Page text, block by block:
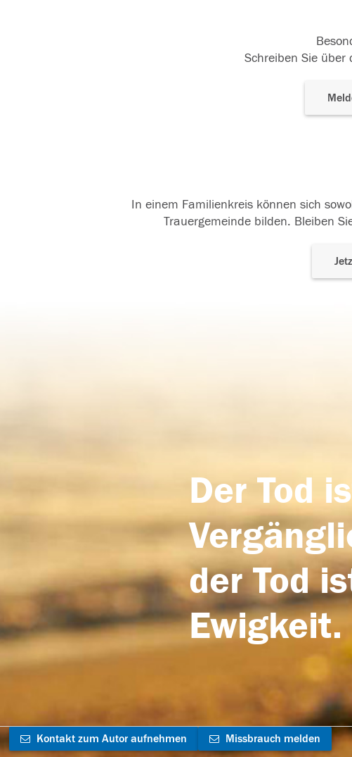
Schreiben Sie über
In einem Familienkreis können sich
Trauergemeinde bilden. Bleiben
Der Tod
der Tod
Ewigkeit.
Kontakt zum Autor aufnehmen Missbrauch melden